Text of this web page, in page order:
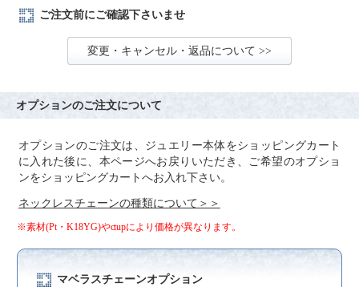
ご注文前にご確認下さいませ
変更・キャンセル・返品について >>
オプションのご注文について
オプションのご注文は、ジュエリー本体をショッピングカート
に入れた後に、本ページへお戻りいただき、ご希望のオプショ
ンをショッピングカートへお入れ下さい。
ネックレスチェーンの種類について＞＞
※素材(Pt・K18YG)やctupにより価格が異なります。
マベラスチェーンオプション